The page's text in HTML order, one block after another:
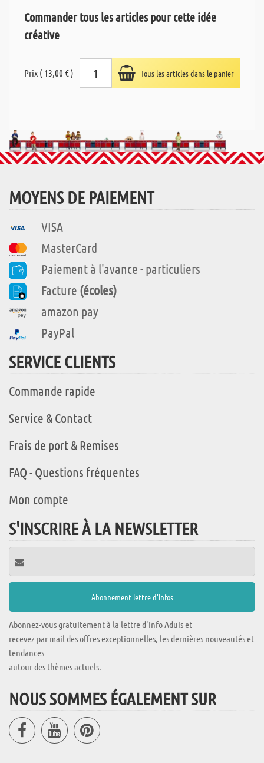
Commander tous les articles pour cette idée
créative
Prix ( 13,00 € ) Tous les articles dans le panier
MOYENS DE PAIEMENT
VISA
MasterCard
Paiement à l'avance - particuliers
Facture (écoles)
amazon pay
PayPal
SERVICE CLIENTS
Commande rapide
Service & Contact
Frais de port & Remises
FAQ - Questions fréquentes
Mon compte
S'INSCRIRE À LA NEWSLETTER
Abonnez-vous gratuitement à la lettre d'info Aduis et
recevez par mail des offres exceptionnelles, les dernières nouveautés et
tendances
autour des thèmes actuels.
NOUS SOMMES ÉGALEMENT SUR